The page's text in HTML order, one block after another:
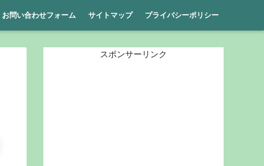
お問い合わせフォーム サイトマップ プライバシーポリシー
スポンサーリンク